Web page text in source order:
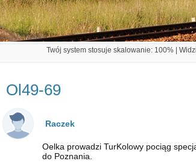
Twój system stosuje skalowanie: 100% |
Ol49-69
Raczek
Oelka prowadzi TurKolowy pociąg
do Poznania.